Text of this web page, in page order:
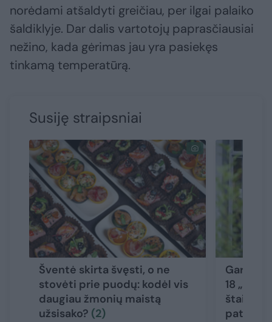
norėdami atšaldyti greičiau, per ilgai palaiko
šaldiklyje. Dar dalis vartotojų paprasčiausiai
nežino, kada gėrimas jau yra pasiekęs
tinkamą temperatūrą.
Susiję straipsniai
Šventė skirta švęsti, o ne
stovėti prie puodų: kodėl vis
daugiau žmonių maistą
užsisako? (2)
18
štai,